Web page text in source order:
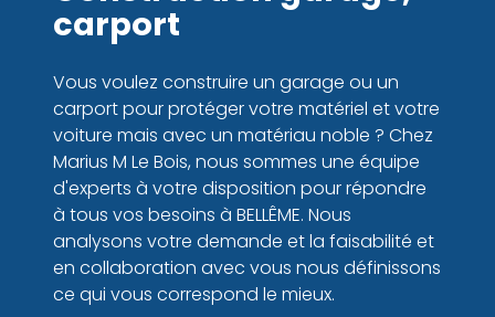
carport
Vous voulez construire un garage ou un
carport pour protéger votre matériel et votre
voiture mais avec un matériau noble ? Chez
Marius M Le Bois, nous sommes une équipe
d'experts à votre disposition pour répondre
à tous vos besoins à BELLÊME. Nous
analysons votre demande et la faisabilité et
en collaboration avec vous nous définissons
ce qui vous correspond le mieux.